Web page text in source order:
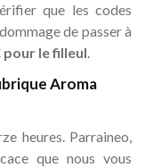
que les codes
de passer à
le filleul.
Aroma
heures. Parraineo,
que nous vous